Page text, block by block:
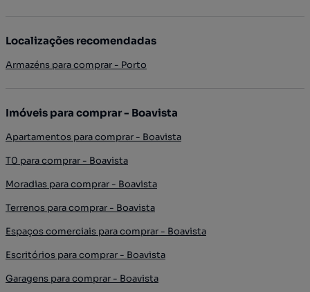
Localizações recomendadas
Armazéns para comprar - Porto
Imóveis para comprar - Boavista
Apartamentos para comprar - Boavista
T0 para comprar - Boavista
Moradias para comprar - Boavista
Terrenos para comprar - Boavista
Espaços comerciais para comprar - Boavista
Escritórios para comprar - Boavista
Garagens para comprar - Boavista